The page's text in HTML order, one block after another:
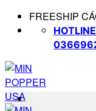
FREESHIP